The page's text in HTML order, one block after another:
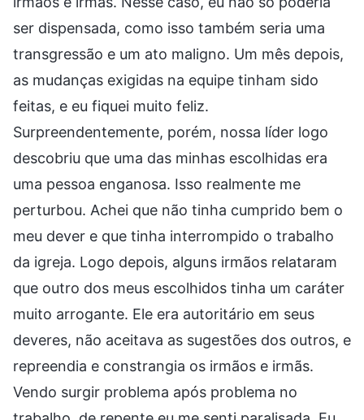
ser dispensada, como isso também seria uma
transgressão e um ato maligno. Um mês depois,
as mudanças exigidas na equipe tinham sido
feitas, e eu fiquei muito feliz.
Surpreendentemente, porém, nossa líder logo
descobriu que uma das minhas escolhidas era
uma pessoa enganosa. Isso realmente me
perturbou. Achei que não tinha cumprido bem o
meu dever e que tinha interrompido o trabalho
da igreja. Logo depois, alguns irmãos relataram
que outro dos meus escolhidos tinha um caráter
muito arrogante. Ele era autoritário em seus
deveres, não aceitava as sugestões dos outros, e
repreendia e constrangia os irmãos e irmãs.
Vendo surgir problema após problema no